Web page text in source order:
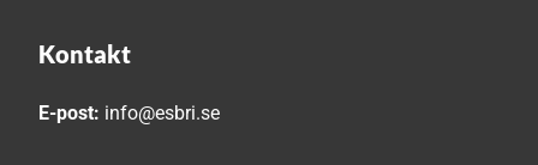
Kontakt
E-post: info@esbri.se